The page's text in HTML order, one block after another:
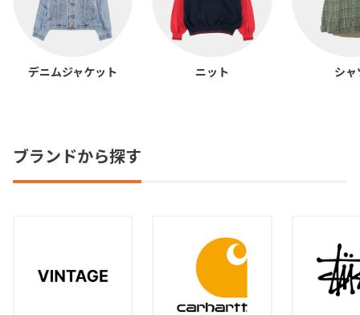
デニムジャケット ニット シャ
ブランドから探す